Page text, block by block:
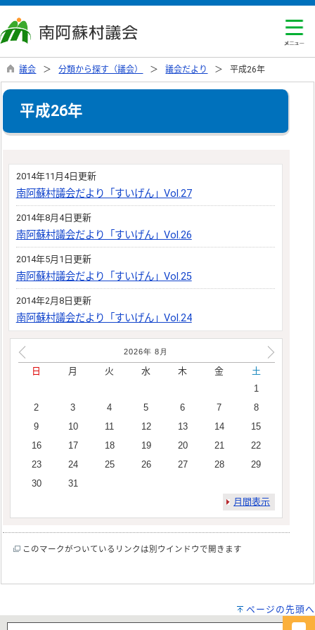
議会 分類から探す（議会） 議会だより 平成26年
平成26年
2014年11月4日更新
南阿蘇村議会だより「すいげん」Vol.27
2014年8月4日更新
南阿蘇村議会だより「すいげん」Vol.26
2014年5月1日更新
南阿蘇村議会だより「すいげん」Vol.25
2014年2月8日更新
南阿蘇村議会だより「すいげん」Vol.24
2026年 8 月
日 月 火 水 木 金
土
1
2
3 4 5 6 7
8
9
10 11 12 13 14
15
16
17 18 19 20 21
22
23
24 25 26 27 28
29
30
31
月間表示
このマークがついているリンクは別ウインドウで開きます
ページの先頭へ